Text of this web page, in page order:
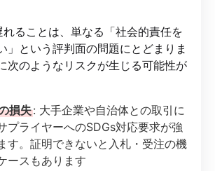
れることは、単なる「社会的責任を
」という評判面の問題にとどまりま
次のようなリスクが生じる可能性が
損失: 大手企業や自治体との取引に
プライヤーへのSDGs対応要求が強
す。証明できないと入札・受注の機
ースもあります